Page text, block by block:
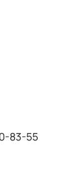
83-55